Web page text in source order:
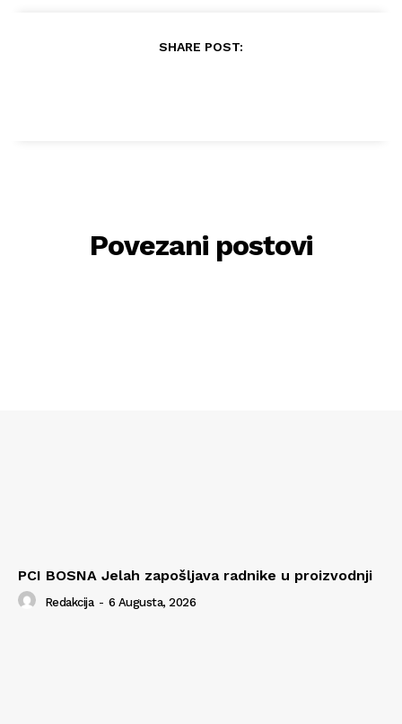
SHARE POST:
Povezani postovi
PCI BOSNA Jelah zapošljava radnike u proizvodnji
Redakcija - 6 Augusta, 2026